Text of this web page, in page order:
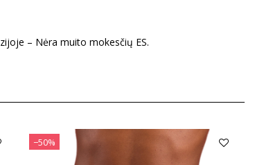
– Nėra muito mokesčių ES.
−50%